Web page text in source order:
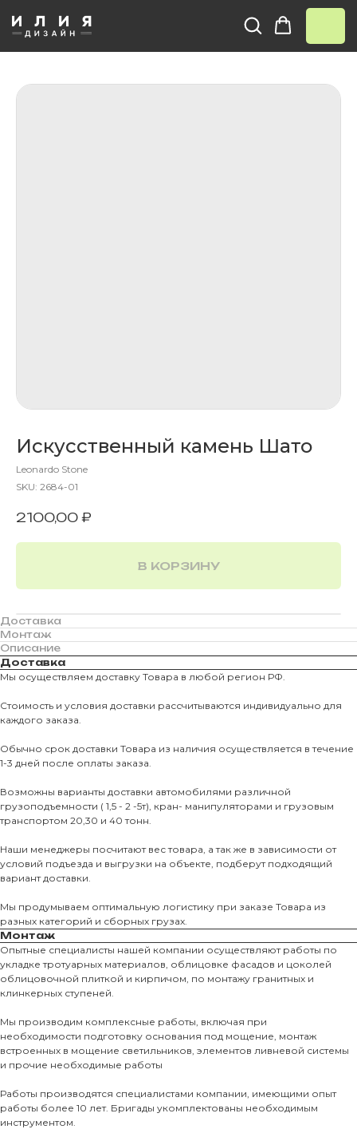
Искусственный камень Шато
Leonardo Stone
SKU: 2684-01
2100,00 ₽
В КОРЗИНУ
Доставка
Монтаж
Описание
Доставка
Мы осуществляем доставку Товара в любой регион РФ.
Стоимость и условия доставки рассчитываются индивидуально для
каждого заказа.
Обычно срок доставки Товара из наличия осуществляется в течение
1-3 дней после оплаты заказа.
Возможны варианты доставки автомобилями различной
грузоподъемности ( 1,5 - 2 -5т), кран- манипуляторами и грузовым
транспортом 20,30 и 40 тонн.
Наши менеджеры посчитают вес товара, а так же в зависимости от
условий подъезда и выгрузки на объекте, подберут подходящий
вариант доставки.
Мы продумываем оптимальную логистику при заказе Товара из
разных категорий и сборных грузах.
Монтаж
Опытные специалисты нашей компании осуществляют работы по
укладке тротуарных материалов, облицовке фасадов и цоколей
облицовочной плиткой и кирпичом, по монтажу гранитных и
клинкерных ступеней.
Мы производим комплексные работы, включая при
необходимости подготовку основания под мощение, монтаж
встроенных в мощение светильников, элементов ливневой системы
и прочие необходимые работы
Работы производятся специалистами компании, имеющими опыт
работы более 10 лет. Бригады укомплектованы необходимым
инструментом.
О КОМПАНИИ